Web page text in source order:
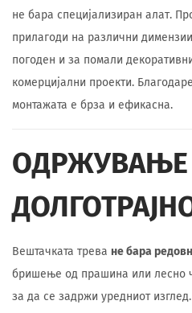
не бара специјализиран алат.
прилагоди на различни
погоден и за помали
комерцијални проекти.
монтажата е брза и ефикасна.
ОДРЖУВАЊЕ
Вештачката трева не бара
бришење од прашина или лесно
за да се задржи уредниот